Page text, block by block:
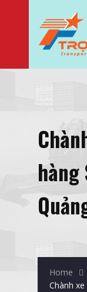
hàng
Home
Chành